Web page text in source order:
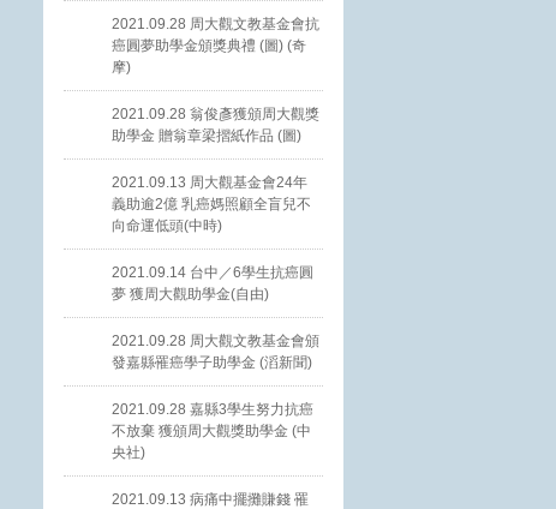
2021.09.28 周大觀文教基金會抗
癌圓夢助學金頒獎典禮 (圖) (奇
摩)
2021.09.28 翁俊彥獲頒周大觀獎
助學金 贈翁章梁摺紙作品 (圖)
2021.09.13 周大觀基金會24年
義助逾2億 乳癌媽照顧全盲兒不
向命運低頭(中時)
2021.09.14 台中／6學生抗癌圓
夢 獲周大觀助學金(自由)
2021.09.28 周大觀文教基金會頒
發嘉縣罹癌學子助學金 (滔新聞)
2021.09.28 嘉縣3學生努力抗癌
不放棄 獲頒周大觀獎助學金 (中
央社)
2021.09.13 病痛中擺攤賺錢 罹